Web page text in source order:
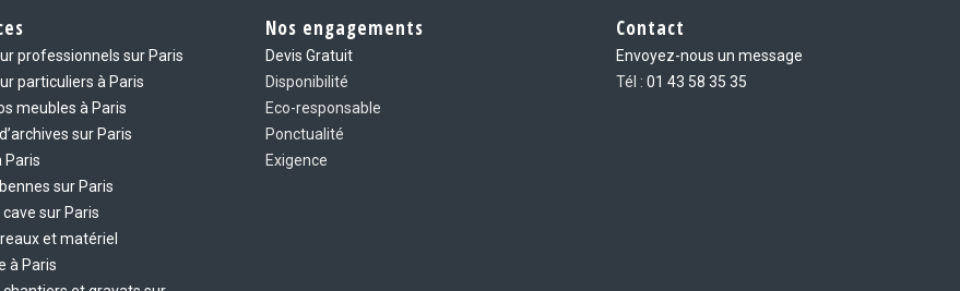
professionnels sur Paris
particuliers à Paris
meubles à Paris
sur Paris
Paris
sur Paris
cave sur Paris
et matériel
à Paris
Nos engagements
Devis Gratuit
Disponibilité
Eco-responsable
Ponctualité
Exigence
Contact
Envoyez-nous un message
Tél : 01 43 58 35 35